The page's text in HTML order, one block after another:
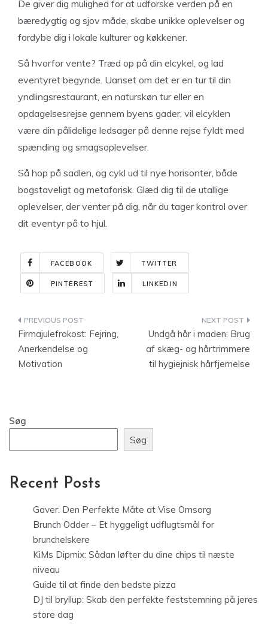
De giver dig mulighed for at udforske verden på en
bæredygtig og sjov måde, skabe unikke oplevelser og
fordybe dig i lokale kulturer og køkkener.
Så hvorfor vente? Træd op på din elcykel, og lad
eventyret begynde. Uanset om det er en tur til din
yndlingsrestaurant, en naturskøn tur eller en
opdagelsesrejse gennem byens gader, vil elcyklen
være din pålidelige ledsager på denne rejse fyldt med
spænding og smagsoplevelser.
Så hop på sadlen, og cykl ud til nye horisonter, både
bogstaveligt og metaforisk. Glæd dig til de utallige
oplevelser, der venter på dig, når du tager kontrol over
dit eventyr på to hjul.
FACEBOOK TWITTER
PINTEREST LINKEDIN
Indlægsnavigation
Firmajulefrokost: Fejring,
Anerkendelse og
Motivation
Undgå hår i maden: Brug
af skæg- og hårtrimmere
til hygiejnisk hårfjernelse
Søg
Søg
Recent Posts
Gaver: Den Perfekte Måte at Vise Omsorg
Brunch Odder – Et hyggeligt udflugtsmål for
brunchelskere
KiMs Dipmix: Sådan løfter du dine chips til næste
niveau
Guide til at finde den bedste pizza
DJ til bryllup: Skab den perfekte feststemning på jeres
store dag